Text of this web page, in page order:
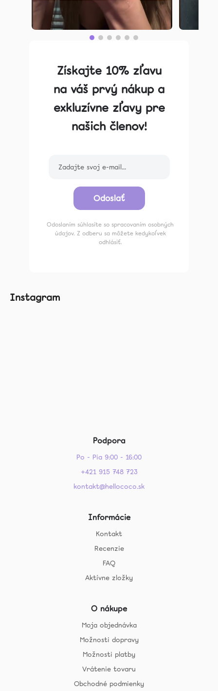
Získajte 10% zľavu
na váš prvý nákup a
exkluzívne zľavy pre
našich členov!
Odoslať
Odoslaním súhlasíte so spracovaním osobných
údajov. Z odberu sa môžete kedykoľvek
odhlásiť.
Instagram
Podpora
Po - Pia 9:00 - 16:00
+421 915 748 723
kontakt@hellococo.sk
Informácie
Kontakt
Recenzie
FAQ
Aktívne zložky
O nákupe
Moja objednávka
Možnosti dopravy
Možnosti platby
Vrátenie tovaru
Obchodné podmienky